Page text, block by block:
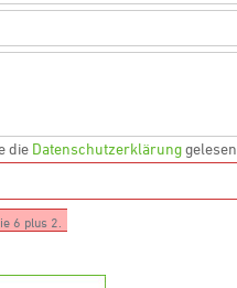
die Datenschutzerklärunggelesen.
6 plus 2.